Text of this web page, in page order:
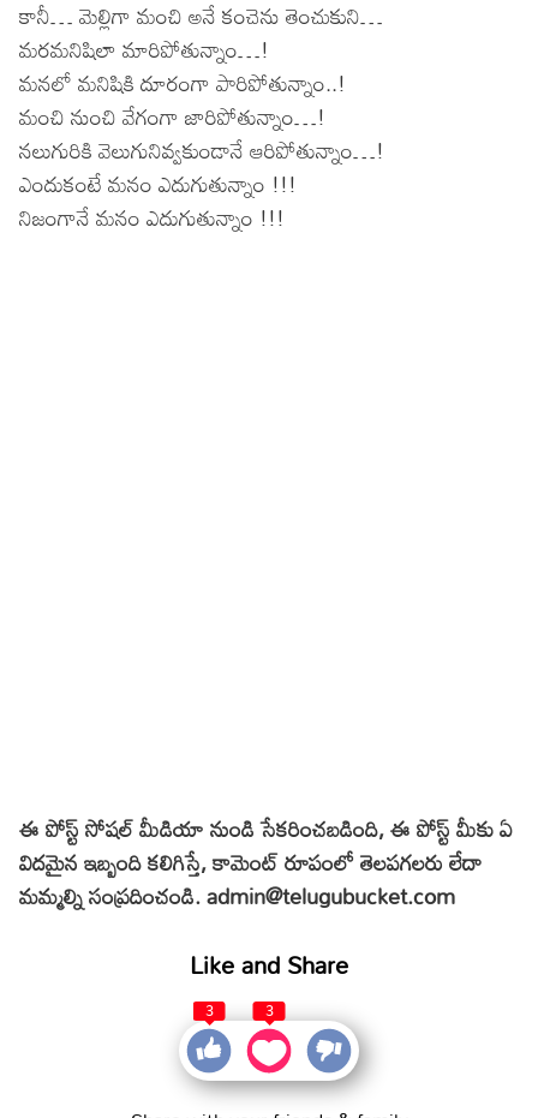
కానీ… మెల్లిగా మంచి అనే కంచెను తెంచుకుని…
మరమనిషిలా మారిపోతున్నాం…!
మనలో మనిషికి దూరంగా పారిపోతున్నాం..!
మంచి నుంచి వేగంగా జారిపోతున్నాం…!
నలుగురికి వెలుగునివ్వకుండానే ఆరిపోతున్నాం…!
ఎందుకంటే మనం ఎదుగుతున్నాం !!!
నిజంగానే మనం ఎదుగుతున్నాం !!!
ఈ పోస్ట్ సోషల్ మీడియా నుండి సేకరించబడింది, ఈ పోస్ట్ మీకు ఏ
విదమైన ఇబ్బందికలిగిస్తే, కామెంట్ రూపంలో తెలపగలరు లేదా
మమ్మల్ని సంప్రదించండి. admin@telugubucket.com
Like and Share
3 3